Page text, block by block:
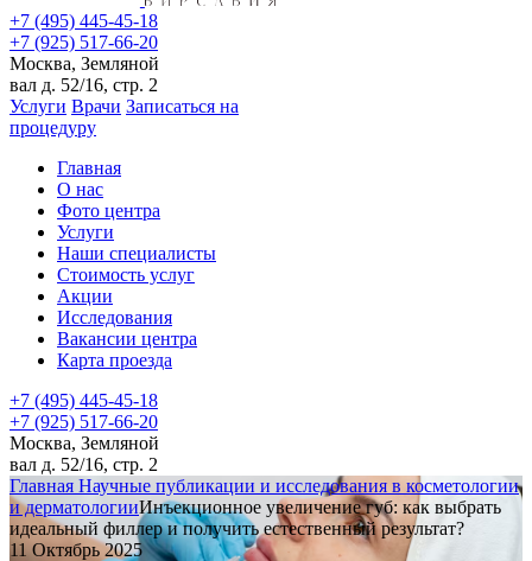
+7 (495) 445-45-18
+7 (925) 517-66-20
Москва, Земляной
вал д. 52/16, стр. 2
Услуги Врачи Записаться на
процедуру
Главная
О нас
Фото центра
Услуги
Наши специалисты
Стоимость услуг
Акции
Исследования
Вакансии центра
Карта проезда
+7 (495) 445-45-18
+7 (925) 517-66-20
Москва, Земляной
вал д. 52/16, стр. 2
Главная Научные публикации и исследования в косметологии
и дерматологииИнъекционное увеличение губ: как выбрать
идеальный филлер и получить естественный результат?
11 Октябрь 2025